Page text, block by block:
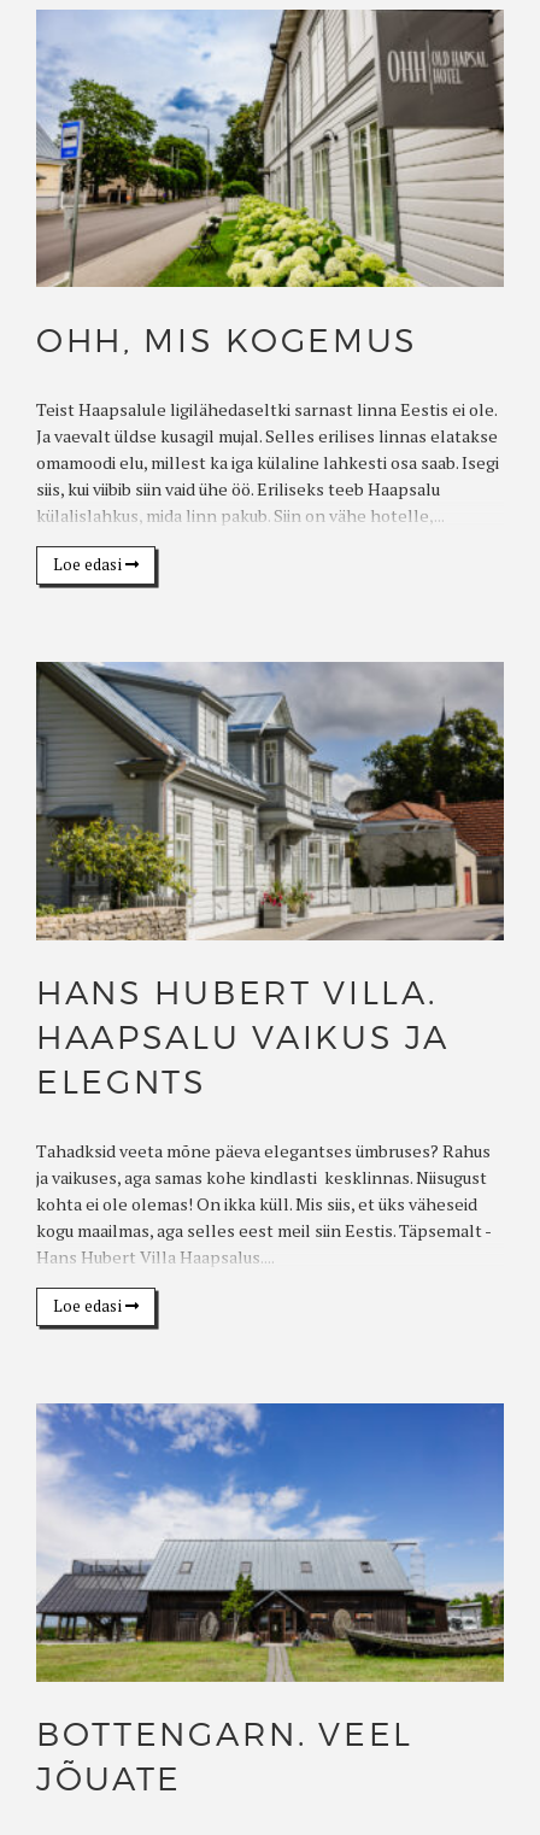
OHH, MIS KOGEMUS
Teist Haapsalule ligilähedaseltki sarnast linna Eestis ei ole.
Ja vaevalt üldse kusagil mujal. Selles erilises linnas elatakse
omamoodi elu, millest ka iga külaline lahkesti osa saab. Isegi
siis, kui viibib siin vaid ühe öö. Eriliseks teeb Haapsalu
külalislahkus, mida linn pakub. Siin on vähe hotelle,...
Loe edasi
HANS HUBERT VILLA.
HAAPSALU VAIKUS JA
ELEGNTS
Tahadksid veeta mõne päeva elegantses ümbruses? Rahus
ja vaikuses, aga samas kohe kindlasti kesklinnas. Niisugust
kohta ei ole olemas! On ikka küll. Mis siis, et üks väheseid
kogu maailmas, aga selles eest meil siin Eestis. Täpsemalt -
Hans Hubert Villa Haapsalus....
Loe edasi
BOTTENGARN. VEEL
JÕUATE